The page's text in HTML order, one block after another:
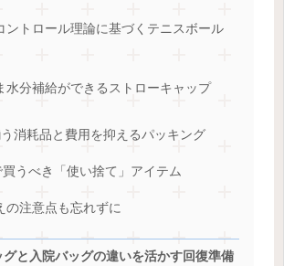
ントロール理論に基づくテニスボール
水分補給ができるストローキャップ
消耗品と費用を抑えるパッキング
うべき「使い捨て」アイテム
の注意点も忘れずに
グと入院バッグの違いを活かす回復準備